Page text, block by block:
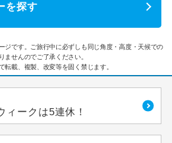
を探す
ジです。ご旅行中に必ずしも同じ角度・高度・天候での
ませんのでご了承ください。
載、複製、改変等を固く禁じます。
ィークは5連休！